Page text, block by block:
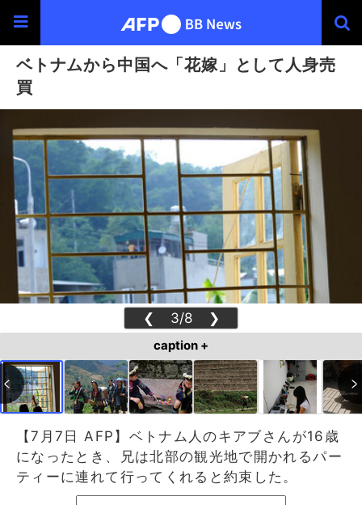
ベトナムから中国へ「花嫁」として人身売
買
❮ 3/8 ❯
caption +
【7月7日 AFP】ベトナム人のキアブさんが16歳
になったとき、兄は北部の観光地で開かれるパー
ティーに連れて行ってくれると約束した。